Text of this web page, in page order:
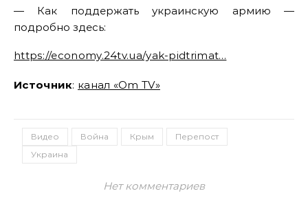
— Как поддержать украинскую армию —
подробно здесь:
https://economy.24tv.ua/yak-pidtrimat…
Источник: канал «Om TV»
Видео Война Крым
Перепост
Украина
Нет комментариев